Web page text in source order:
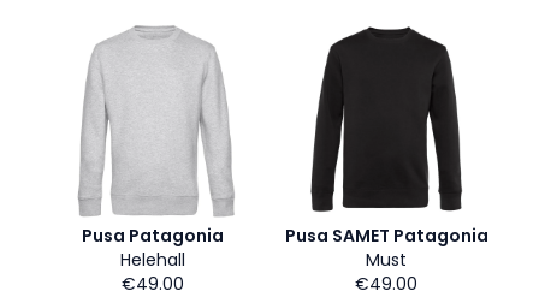
Pusa Patagonia
Helehall
€49.00
Pusa SAMET Patagonia
Must
€49.00